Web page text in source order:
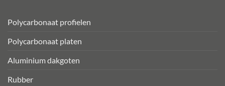
Polycarbonaat profielen
Polycarbonaat platen
Aluminium dakgoten
Rubber